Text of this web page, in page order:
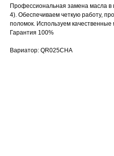
Профессиональная замена масла в
4). Обеспечиваем четкую работу,
поломок. Используем
Гарантия 100%
Вариатор: QR025CHA